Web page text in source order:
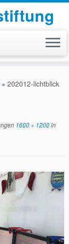
» 202012-lichtblick
1600 × 1200in